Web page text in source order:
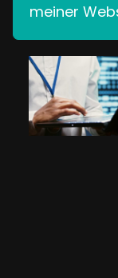
meiner